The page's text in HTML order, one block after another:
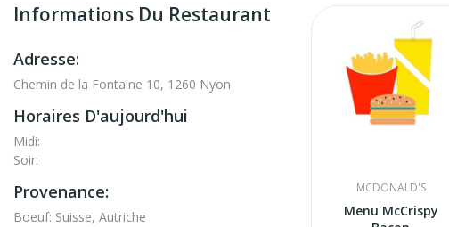
Informations Du Restaurant
Adresse:
Chemin de la Fontaine 10, 1260 Nyon
Horaires D'aujourd'hui
Midi:
Soir:
Provenance:
Boeuf: Suisse, Autriche
MCDONALD'S
Menu McCrispy